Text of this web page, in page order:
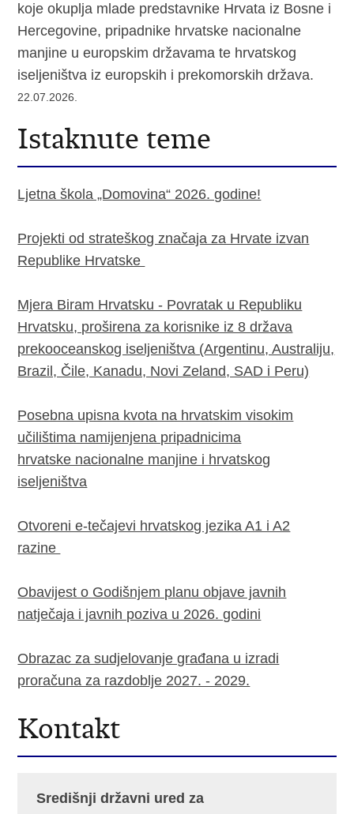
koje okuplja mlade predstavnike Hrvata iz Bosne i
Hercegovine, pripadnike hrvatske nacionalne
manjine u europskim državama te hrvatskog
iseljeništva iz europskih i prekomorskih država.
22.07.2026.
Istaknute teme
Ljetna škola „Domovina“ 2026. godine!
Projekti od strateškog značaja za Hrvate izvan
Republike Hrvatske
Mjera Biram Hrvatsku - Povratak u Republiku
Hrvatsku, proširena za korisnike iz 8 država
prekooceanskog iseljeništva (Argentinu, Australiju,
Brazil, Čile, Kanadu, Novi Zeland, SAD i Peru)
Posebna upisna kvota na hrvatskim visokim
učilištima namijenjena pripadnicima
hrvatske nacionalne manjine i hrvatskog
iseljeništva
Otvoreni e-tečajevi hrvatskog jezika A1 i A2
razine
Obavijest o Godišnjem planu objave javnih
natječaja i javnih poziva u 2026. godini
Obrazac za sudjelovanje građana u izradi
proračuna za razdoblje 2027. - 2029.
Kontakt
Središnji državni ured za